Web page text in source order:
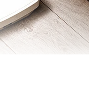
mecanic, clasic.
alegeți cântarul